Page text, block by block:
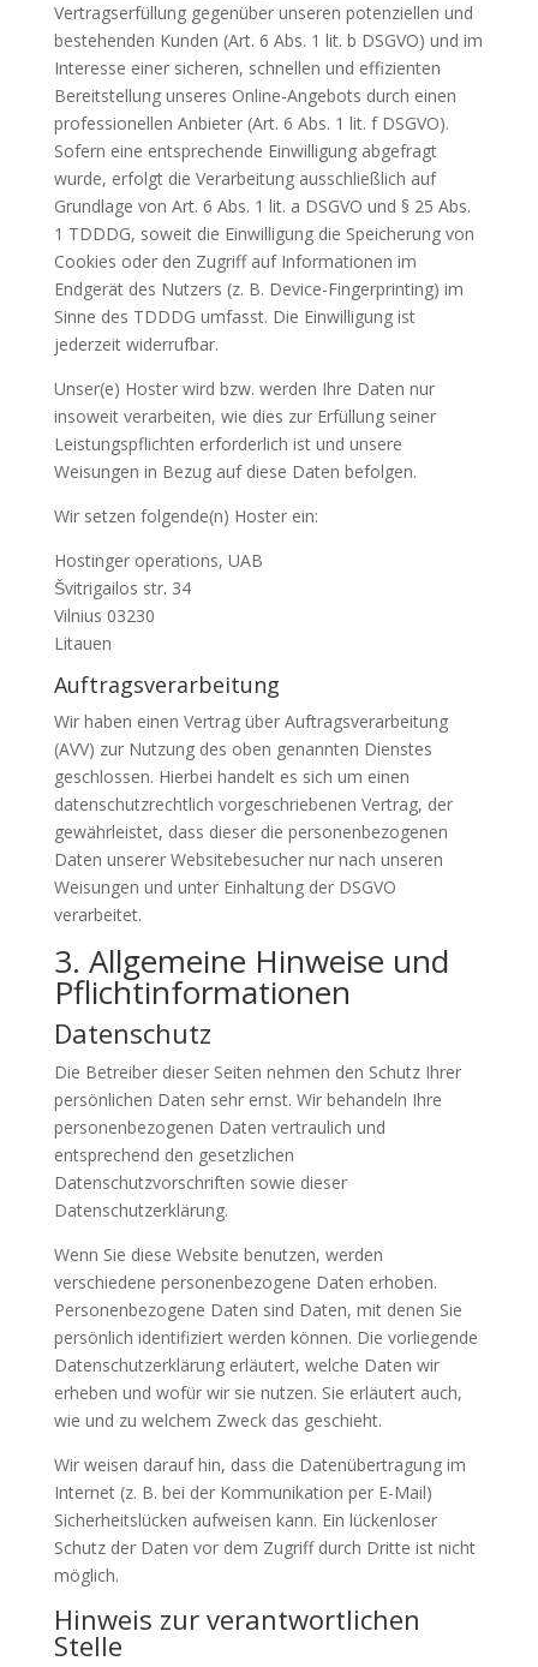
Vertragserfüllung gegenüber unseren potenziellen und
bestehenden Kunden (Art. 6 Abs. 1 lit. b DSGVO) und im
Interesse einer sicheren, schnellen und effizienten
Bereitstellung unseres Online-Angebots durch einen
professionellen Anbieter (Art. 6 Abs. 1 lit. f DSGVO).
Sofern eine entsprechende Einwilligung abgefragt
wurde, erfolgt die Verarbeitung ausschließlich auf
Grundlage von Art. 6 Abs. 1 lit. a DSGVO und § 25 Abs.
1 TDDDG, soweit die Einwilligung die Speicherung von
Cookies oder den Zugriff auf Informationen im
Endgerät des Nutzers (z. B. Device-Fingerprinting) im
Sinne des TDDDG umfasst. Die Einwilligung ist
jederzeit widerrufbar.
Unser(e) Hoster wird bzw. werden Ihre Daten nur
insoweit verarbeiten, wie dies zur Erfüllung seiner
Leistungspflichten erforderlich ist und unsere
Weisungen in Bezug auf diese Daten befolgen.
Wir setzen folgende(n) Hoster ein:
Hostinger operations, UAB
Švitrigailos str. 34
Vilnius 03230
Litauen
Auftragsverarbeitung
Wir haben einen Vertrag über Auftragsverarbeitung
(AVV) zur Nutzung des oben genannten Dienstes
geschlossen. Hierbei handelt es sich um einen
datenschutzrechtlich vorgeschriebenen Vertrag, der
gewährleistet, dass dieser die personenbezogenen
Daten unserer Websitebesucher nur nach unseren
Weisungen und unter Einhaltung der DSGVO
verarbeitet.
3. Allgemeine Hinweise und
Pflicht­informationen
Datenschutz
Die Betreiber dieser Seiten nehmen den Schutz Ihrer
persönlichen Daten sehr ernst. Wir behandeln Ihre
personenbezogenen Daten vertraulich und
entsprechend den gesetzlichen
Datenschutzvorschriften sowie dieser
Datenschutzerklärung.
Wenn Sie diese Website benutzen, werden
verschiedene personenbezogene Daten erhoben.
Personenbezogene Daten sind Daten, mit denen Sie
persönlich identifiziert werden können. Die vorliegende
Datenschutzerklärung erläutert, welche Daten wir
erheben und wofür wir sie nutzen. Sie erläutert auch,
wie und zu welchem Zweck das geschieht.
Wir weisen darauf hin, dass die Datenübertragung im
Internet (z. B. bei der Kommunikation per E-Mail)
Sicherheitslücken aufweisen kann. Ein lückenloser
Schutz der Daten vor dem Zugriff durch Dritte ist nicht
möglich.
Hinweis zur verantwortlichen
Stelle